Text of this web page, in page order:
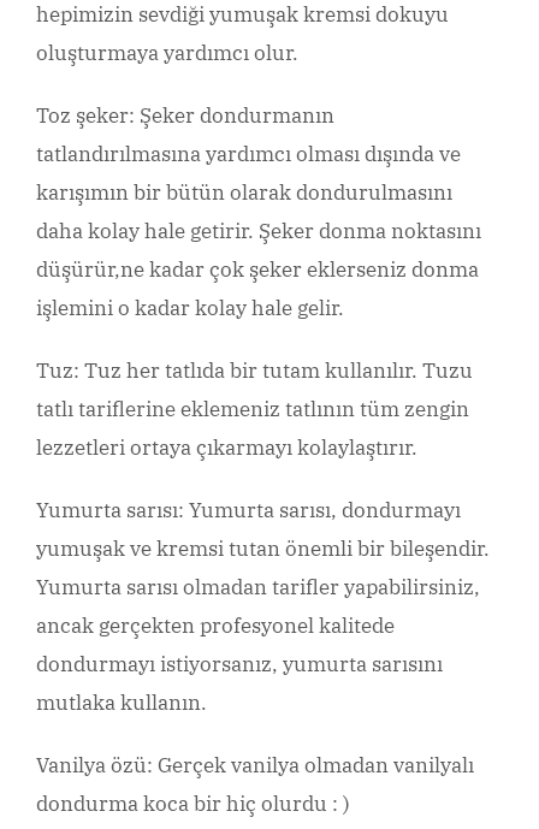
hepimizin sevdiği yumuşak kremsi dokuyu
oluşturmaya yardımcı olur.
Toz şeker: Şeker dondurmanın
tatlandırılmasına yardımcı olması dışında ve
karışımın bir bütün olarak dondurulmasını
daha kolay hale getirir. Şeker donma noktasını
düşürür,ne kadar çok şeker eklerseniz donma
işlemini o kadar kolay hale gelir.
Tuz: Tuz her tatlıda bir tutam kullanılır. Tuzu
tatlı tariflerine eklemeniz tatlının tüm zengin
lezzetleri ortaya çıkarmayı kolaylaştırır.
Yumurta sarısı: Yumurta sarısı, dondurmayı
yumuşak ve kremsi tutan önemli bir bileşendir.
Yumurta sarısı olmadan tarifler yapabilirsiniz,
ancak gerçekten profesyonel kalitede
dondurmayı istiyorsanız, yumurta sarısını
mutlaka kullanın.
Vanilya özü: Gerçek vanilya olmadan vanilyalı
dondurma koca bir hiç olurdu : )